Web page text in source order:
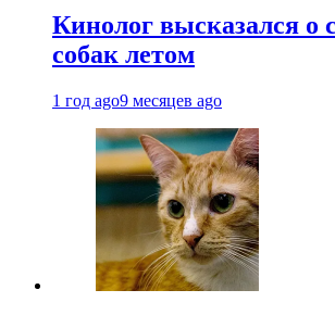
Кинолог высказался о
собак летом
1 год ago9 месяцев ago